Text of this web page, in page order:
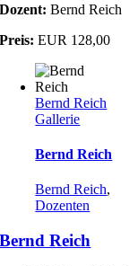
Dozent: Bernd Reich
Preis: EUR 128,00
Bernd Reich
Gallerie
Bernd Reich
Bernd Reich,
Dozenten
Bernd Reich